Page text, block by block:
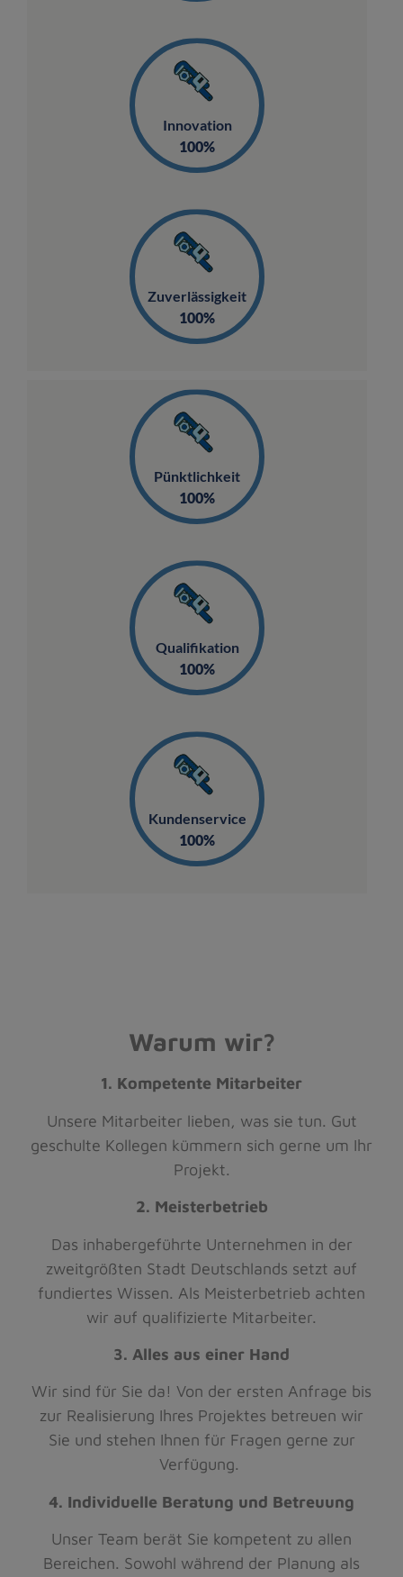
Innovation
100%
Zuverlässigkeit
100%
Pünktlichkeit
100%
Qualifikation
100%
Kundenservice
100%
Warum wir?
1. Kompetente Mitarbeiter
Unsere Mitarbeiter lieben, was sie tun. Gut
geschulte Kollegen kümmern sich gerne um Ihr
Projekt.
2. Meisterbetrieb
Das inhabergeführte Unternehmen in der
zweitgrößten Stadt Deutschlands setzt auf
fundiertes Wissen. Als Meisterbetrieb achten
wir auf qualifizierte Mitarbeiter.
3. Alles aus einer Hand
Wir sind für Sie da! Von der ersten Anfrage bis
zur Realisierung Ihres Projektes betreuen wir
Sie und stehen Ihnen für Fragen gerne zur
Verfügung.
4. Individuelle Beratung und Betreuung
Unser Team berät Sie kompetent zu allen
Bereichen. Sowohl während der Planung als